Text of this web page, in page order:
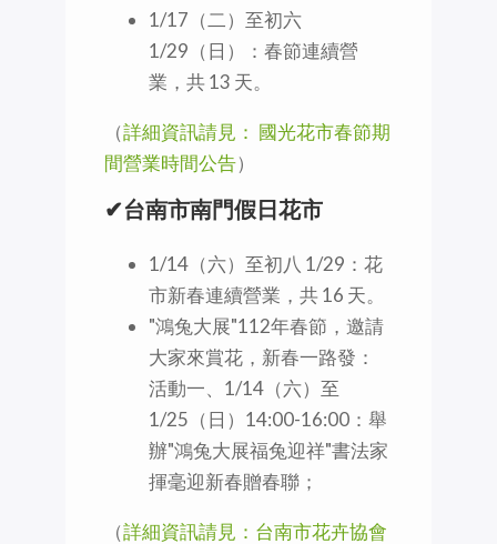
1/17（二）至初六
1/29（日）：春節連續營
業，共 13 天。
（詳細資訊請見： 國光花市春節期
間營業時間公告）
✔台南市南門假日花市
1/14（六）至初八 1/29：花
市新春連續營業，共 16 天。
"鴻兔大展"112年春節，邀請
大家來賞花，新春一路發：
活動一、1/14（六）至
1/25（日）14:00-16:00：舉
辦"鴻兔大展福兔迎祥"書法家
揮毫迎新春贈春聯；
（詳細資訊請見：台南市花卉協會